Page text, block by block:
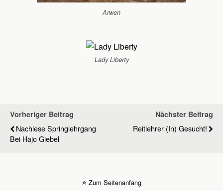
Arwen
Lady Liberty
Vorheriger Beitrag
Nachlese Springlehrgang
Bei Hajo Giebel
Nächster Beitrag
Reitlehrer (in) Gesucht!
Zum Seitenanfang